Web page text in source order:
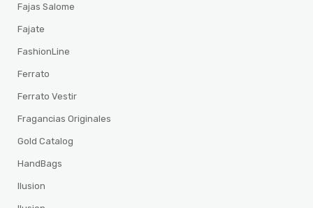
Fajas Salome
Fajate
FashionLine
Ferrato
Ferrato Vestir
Fragancias Originales
Gold Catalog
HandBags
Ilusion